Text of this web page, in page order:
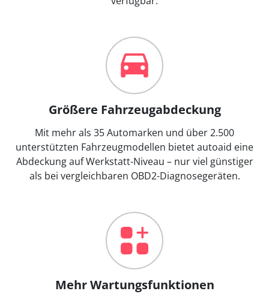
Größere Fahrzeugabdeckung
Mit mehr als 35 Automarken und über 2.500
unterstützten Fahrzeugmodellen bietet autoaid eine
Abdeckung auf Werkstatt-Niveau – nur viel günstiger
als bei vergleichbaren OBD2-Diagnosegeräten.
Mehr Wartungsfunktionen